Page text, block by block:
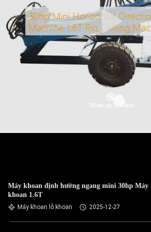
Máy khoan định hướng ngang mini 30hp Máy
khoan 1.6T
Máy khoan lỗ khoan 2025-12-27